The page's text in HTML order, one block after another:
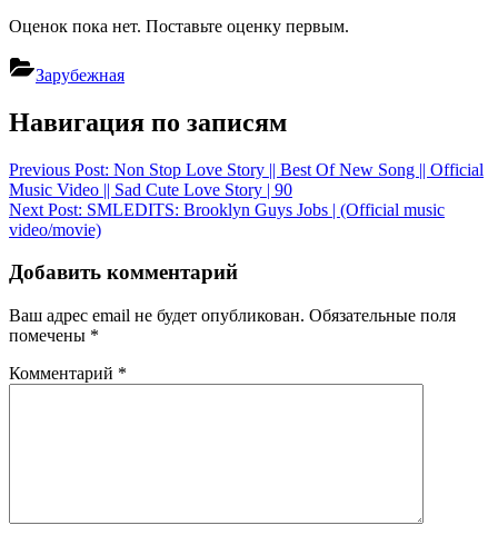
Оценок пока нет. Поставьте оценку первым.
Зарубежная
Навигация по записям
Previous Post: Non Stop Love Story || Best Of New Song || Official
Music Video || Sad Cute Love Story | 90
Next Post: SMLEDITS: Brooklyn Guys Jobs | (Official music
video/movie)
Добавить комментарий
Ваш адрес email не будет опубликован. Обязательные поля
помечены *
Комментарий *